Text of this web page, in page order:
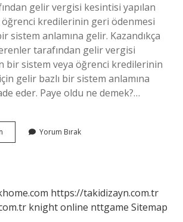
gelir vergisi kesintisi yapılan
kredilerinin geri ödenmesi
sistem anlamına gelir. Kazandıkça
tarafından gelir vergisi
bir sistem veya öğrenci kredilerinin
gelir bazlı bir sistem anlamına
eder. Paye oldu ne demek?…
Nedir
Yorum Bırak
https://takidizayn.com.tr
knight online nttgame Sitemap